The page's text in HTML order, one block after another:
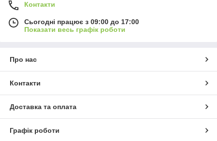
Контакти
Сьогодні працює з 09:00 до 17:00
Показати весь графік роботи
Про нас
Контакти
Доставка та оплата
Графік роботи